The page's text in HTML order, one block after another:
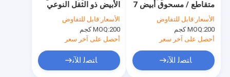
الأبيض ذو الثقل النوعي
MSDS
الأسعار:قابل للتفاوض
MOQ:200 كجم
أحصل على آخر سعر
ﺎﺘﺼﻟ ﺍﻶﻧ
متقاطع / مسحوق أبيض 7
ميكرون متوسط ​​حجم
الجسيمات
الأسعار:قابل للتفاوض
MOQ:200 كجم
أحصل على آخر سعر
ﺎﺘﺼﻟ ﺍﻶﻧ